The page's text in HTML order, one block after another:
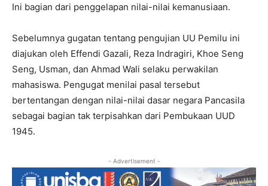
Ini bagian dari penggelapan nilai-nilai kemanusiaan.
Sebelumnya gugatan tentang pengujian UU Pemilu ini
diajukan oleh Effendi Gazali, Reza Indragiri, Khoe Seng
Seng, Usman, dan Ahmad Wali selaku perwakilan
mahasiswa. Pengugat menilai pasal tersebut
bertentangan dengan nilai-nilai dasar negara Pancasila
sebagai bagian tak terpisahkan dari Pembukaan UUD
1945.
- Advertisement -